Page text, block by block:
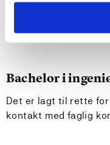
Kva kan du
Bachelor i
Det er lagt til rette for
kontakt med faglig